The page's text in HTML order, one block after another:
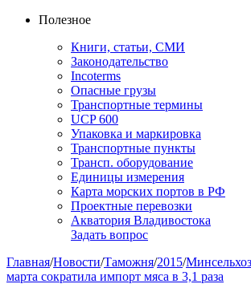
Полезное
Книги, статьи, СМИ
Законодательство
Incoterms
Опасные грузы
Транспортные термины
UCP 600
Упаковка и маркировка
Транспортные пункты
Трансп. оборудование
Единицы измерения
Карта морских портов в РФ
Проектные перевозки
Акватория Владивостока
Задать вопрос
Главная/Новости/Таможня/2015/
марта сократила импорт мяса в 3,1 раза